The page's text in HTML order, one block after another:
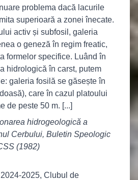
problema dacă lacurile
superioară a zonei înecate.
activ și subfosil, galeria
o geneză în regim freatic,
formelor specifice. Luând în
hidrologică în carst, putem
galeria fosilă se găsește în
care în cazul platoului
de peste 50 m. [...]
hidrogeologică a
Cerbului, Buletin Speologic
(1982)
2025, Clubul de